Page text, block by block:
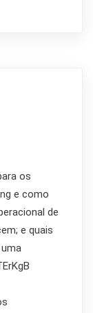
os
e como
de
e quais